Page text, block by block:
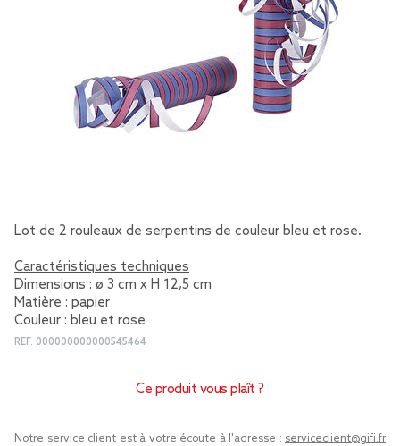
Lot de 2 rouleaux de serpentins de couleur bleu et rose.
Caractéristiques techniques
Dimensions : ø 3 cm x H 12,5 cm
Matière : papier
Couleur : bleu et rose
REF. 000000000000545464
Ce produit vous plaît ?
Notre service client est à votre écoute à l'adresse : serviceclient@gifi.fr